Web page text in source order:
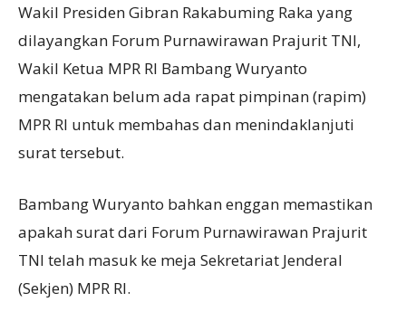
Wakil Presiden Gibran Rakabuming Raka yang
dilayangkan Forum Purnawirawan Prajurit TNI,
Wakil Ketua MPR RI Bambang Wuryanto
mengatakan belum ada rapat pimpinan (rapim)
MPR RI untuk membahas dan menindaklanjuti
surat tersebut.
Bambang Wuryanto bahkan enggan memastikan
apakah surat dari Forum Purnawirawan Prajurit
TNI telah masuk ke meja Sekretariat Jenderal
(Sekjen) MPR RI.